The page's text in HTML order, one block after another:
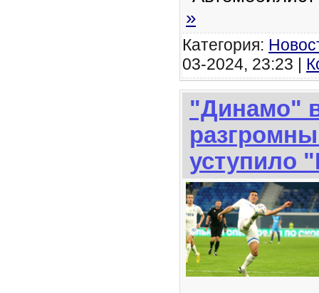
»
Категория:
03-2024, 23:23 |
"Динамо"
уступило